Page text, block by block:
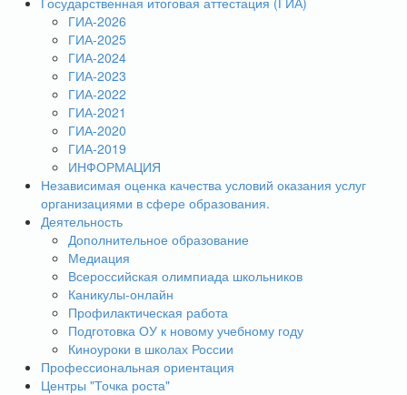
ГИА-2026
ГИА-2025
ГИА-2024
ГИА-2023
ГИА-2022
ГИА-2021
ГИА-2020
ГИА-2019
ИНФОРМАЦИЯ
Независимая оценка качества условий оказания услуг
организациями в сфере образования.
Деятельность
Дополнительное образование
Медиация
Всероссийская олимпиада школьников
Каникулы-онлайн
Профилактическая работа
Подготовка ОУ к новому учебному году
Киноуроки в школах России
Профессиональная ориентация
Центры "Точка роста"